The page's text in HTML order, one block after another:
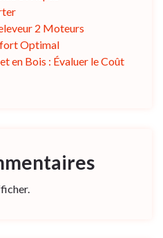
2 Moteurs
Optimal
en Bois : Évaluer le Coût